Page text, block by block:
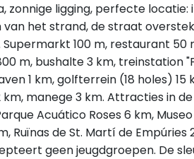
zonnige ligging, perfecte
van het strand, de straat
Supermarkt 100 m, restaurant
m, bushalte 3 km, treinstation
1 km, golfterrein (18 holes)
km, manege 3 km. Attracties in
Acuático Roses 6 km,
Ruïnas de St. Martí de
geen jeugdgroepen. De